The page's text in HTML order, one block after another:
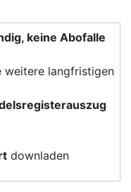
keine Abofalle
weitere langfristigen
downladen